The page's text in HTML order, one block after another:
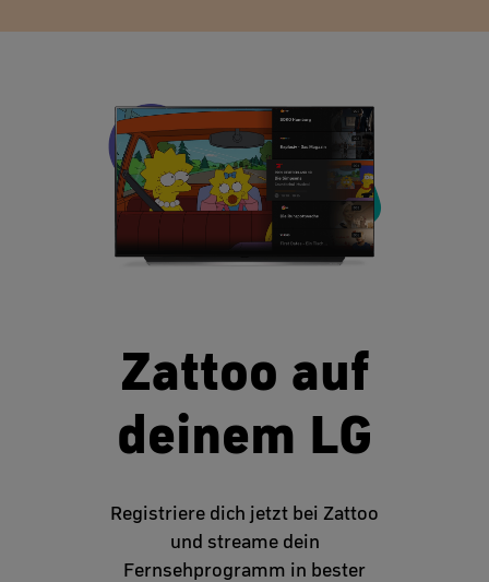
Zattoo auf
deinem LG
Registriere dich jetzt bei Zattoo
und streame dein
Fernsehprogramm in bester